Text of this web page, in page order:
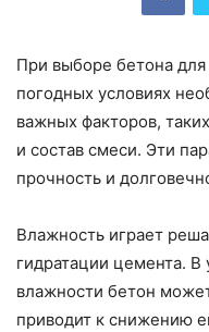
При выборе бетона
погодных условиях
важных факторов,
и состав смеси. Эти
прочность и
Влажность играет
гидратации цемента.
влажности бетон
приводит к снижению